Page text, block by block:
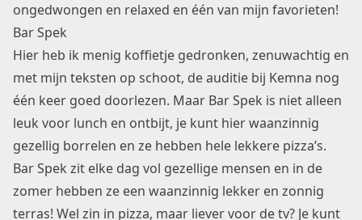
ongedwongen en relaxed en één van mijn favorieten!
Bar Spek
Hier heb ik menig koffietje gedronken, zenuwachtig en
met mijn teksten op schoot, de auditie bij Kemna nog
één keer goed doorlezen. Maar Bar Spek is niet alleen
leuk voor lunch en ontbijt, je kunt hier waanzinnig
gezellig borrelen en ze hebben hele lekkere pizza’s.
Bar Spek zit elke dag vol gezellige mensen en in de
zomer hebben ze een waanzinnig lekker en zonnig
terras! Wel zin in pizza, maar liever voor de tv? Je kunt